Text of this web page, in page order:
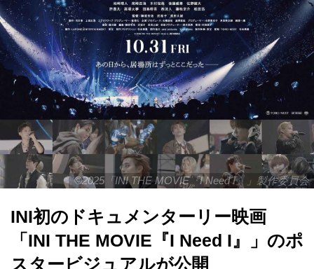
©2025「INI THE MOVIE『I Need I』」製作委員会
INI初のドキュメンターリー映画
「INI THE MOVIE『I Need I』」のポ
スタービジュアルが公開